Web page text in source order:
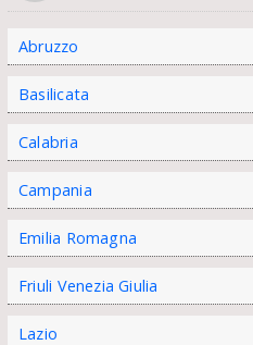
Abruzzo
Basilicata
Calabria
Campania
Emilia Romagna
Friuli Venezia Giulia
Lazio